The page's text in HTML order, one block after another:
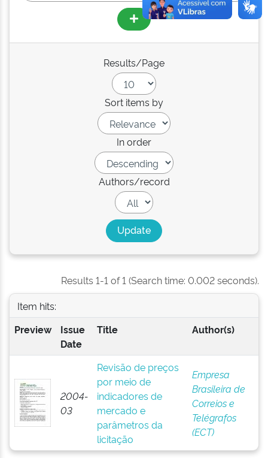
Results/Page
Sort items by
In order
Authors/record
Results 1-1 of 1 (Search time: 0.002 seconds).
Item hits:
Preview
Issue
Date
Title Author(s)
2004-
03
Revisão de preços
por meio de
indicadores de
mercado e
parâmetros da
licitação
Empresa
Brasileira de
Correios e
Telégrafos
(ECT)